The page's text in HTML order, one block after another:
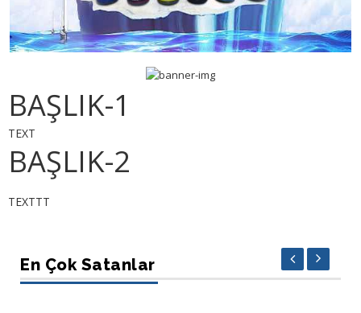
BAŞLIK-1
TEXT
BAŞLIK-2
TEXTTT
En Çok Satanlar